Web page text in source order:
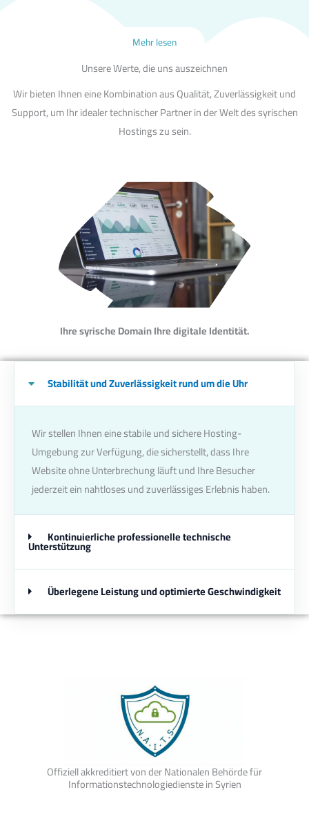
Mehr lesen
Unsere Werte, die uns auszeichnen
Wir bieten Ihnen eine Kombination aus Qualität, Zuverlässigkeit und
Support, um Ihr idealer technischer Partner in der Welt des syrischen
Hostings zu sein.
Ihre syrische Domain Ihre digitale Identität.
Stabilität und Zuverlässigkeit rund um die Uhr
Wir stellen Ihnen eine stabile und sichere Hosting-
Umgebung zur Verfügung, die sicherstellt, dass Ihre
Website ohne Unterbrechung läuft und Ihre Besucher
jederzeit ein nahtloses und zuverlässiges Erlebnis haben.
Kontinuierliche professionelle technische
Unterstützung
Überlegene Leistung und optimierte Geschwindigkeit
Offiziell akkreditiert von der Nationalen Behörde für
Informationstechnologiedienste in Syrien